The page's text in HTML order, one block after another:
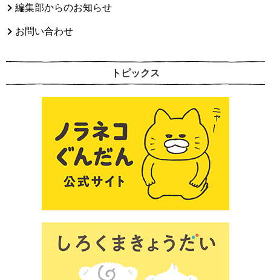
編集部からのお知らせ
お問い合わせ
トピックス